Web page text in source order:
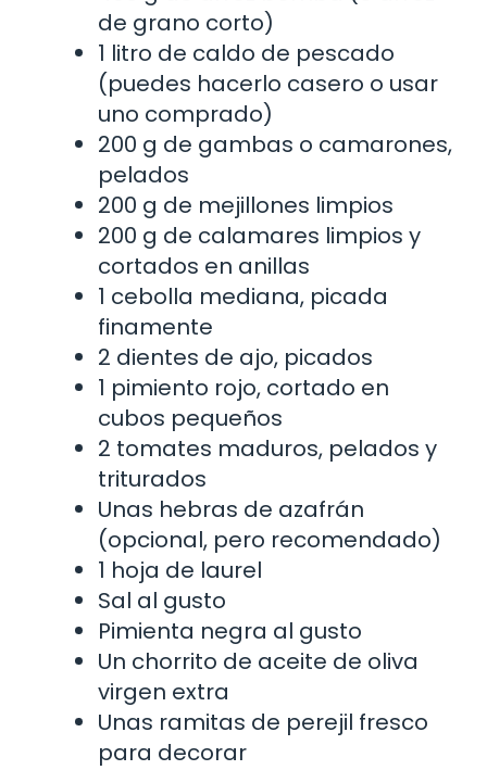
de grano corto)
1 litro de caldo de pescado
(puedes hacerlo casero o usar
uno comprado)
200 g de gambas o camarones,
pelados
200 g de mejillones limpios
200 g de calamares limpios y
cortados en anillas
1 cebolla mediana, picada
finamente
2 dientes de ajo, picados
1 pimiento rojo, cortado en
cubos pequeños
2 tomates maduros, pelados y
triturados
Unas hebras de azafrán
(opcional, pero recomendado)
1 hoja de laurel
Sal al gusto
Pimienta negra al gusto
Un chorrito de aceite de oliva
virgen extra
Unas ramitas de perejil fresco
para decorar